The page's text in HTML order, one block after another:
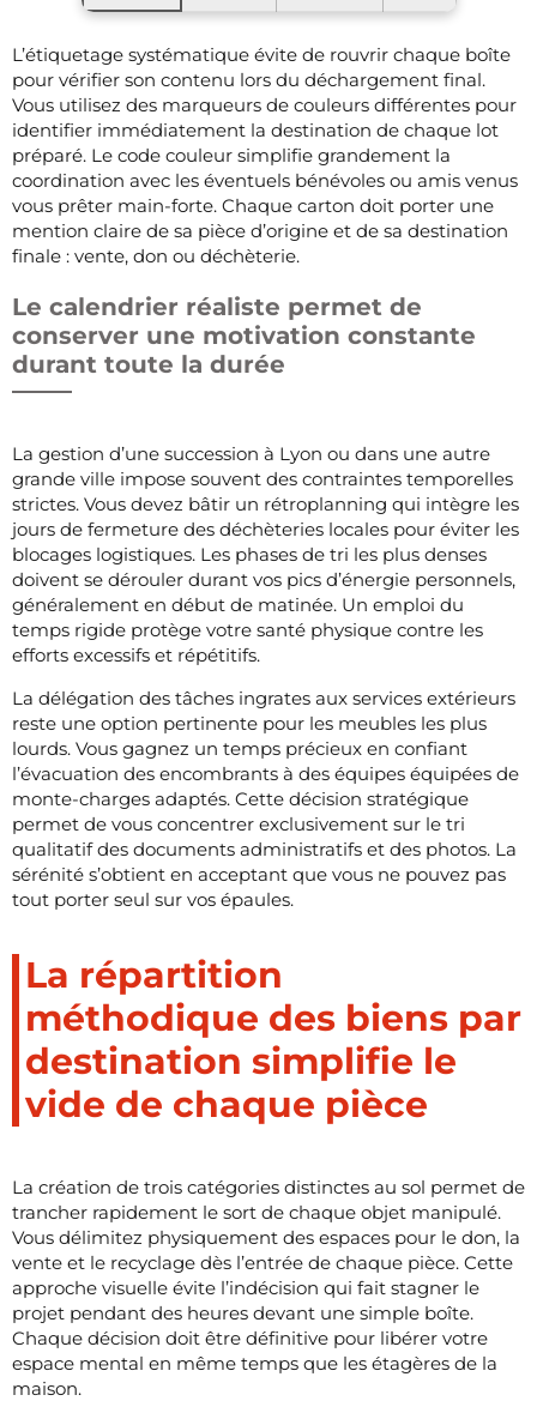
L’étiquetage systématique évite de rouvrir chaque boîte
pour vérifier son contenu lors du déchargement final.
Vous utilisez des marqueurs de couleurs différentes pour
identifier immédiatement la destination de chaque lot
préparé. Le code couleur simplifie grandement la
coordination avec les éventuels bénévoles ou amis venus
vous prêter main-forte. Chaque carton doit porter une
mention claire de sa pièce d’origine et de sa destination
finale : vente, don ou déchèterie.
Le calendrier réaliste permet de
conserver une motivation constante
durant toute la durée
La gestion d’une succession à Lyon ou dans une autre
grande ville impose souvent des contraintes temporelles
strictes. Vous devez bâtir un rétroplanning qui intègre les
jours de fermeture des déchèteries locales pour éviter les
blocages logistiques. Les phases de tri les plus denses
doivent se dérouler durant vos pics d’énergie personnels,
généralement en début de matinée. Un emploi du
temps rigide protège votre santé physique contre les
efforts excessifs et répétitifs.
La délégation des tâches ingrates aux services extérieurs
reste une option pertinente pour les meubles les plus
lourds. Vous gagnez un temps précieux en confiant
l’évacuation des encombrants à des équipes équipées de
monte-charges adaptés. Cette décision stratégique
permet de vous concentrer exclusivement sur le tri
qualitatif des documents administratifs et des photos. La
sérénité s’obtient en acceptant que vous ne pouvez pas
tout porter seul sur vos épaules.
La répartition
méthodique des biens par
destination simplifie le
vide de chaque pièce
La création de trois catégories distinctes au sol permet de
trancher rapidement le sort de chaque objet manipulé.
Vous délimitez physiquement des espaces pour le don, la
vente et le recyclage dès l’entrée de chaque pièce. Cette
approche visuelle évite l’indécision qui fait stagner le
projet pendant des heures devant une simple boîte.
Chaque décision doit être définitive pour libérer votre
espace mental en même temps que les étagères de la
maison.